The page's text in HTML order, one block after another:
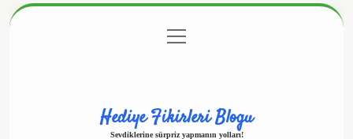
Gizlilik Politikası
menüyü
aç
Hediye Fikirleri Blogu
Sevdiklerine sürpriz yapmanın yolları!